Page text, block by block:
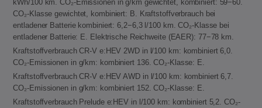
kWh/100 km. CO₂-Emissionen in g/km gewichtet, kombiniert: 59−60.
CO₂-Klasse gewichtet, kombiniert: B. Kraftstoffverbrauch bei
entladener Batterie kombiniert: 6,2−6,3 l/100 km. CO₂-Klasse bei
entladener Batterie: E. Elektrische Reichweite (EAER): 77−78 km.
Kraftstoffverbrauch CR-V e:HEV 2WD in l/100 km: kombiniert 6,0.
CO₂-Emissionen in g/km: kombiniert 136. CO₂-Klasse: E.
Kraftstoffverbrauch CR-V e:HEV AWD in l/100 km: kombiniert 6,7.
CO₂-Emissionen in g/km: kombiniert 152. CO₂-Klasse: E.
Kraftstoffverbrauch Prelude e:HEV in l/100 km: kombiniert 5,2. CO₂-